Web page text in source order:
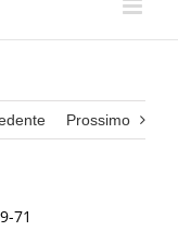
Prossimo
71